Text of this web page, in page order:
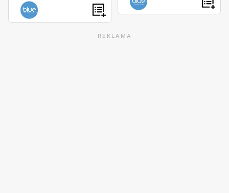
REKLAMA